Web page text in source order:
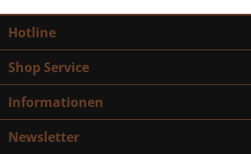
Hotline
Shop Service
Informationen
Newsletter